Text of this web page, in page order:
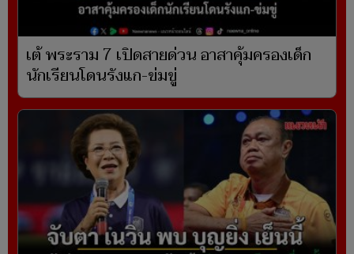
เต้ พระราม 7 เปิดสายด่วน อาสาคุ้มครองเด็ก
นักเรียนโดนรังแก-ข่มขู่